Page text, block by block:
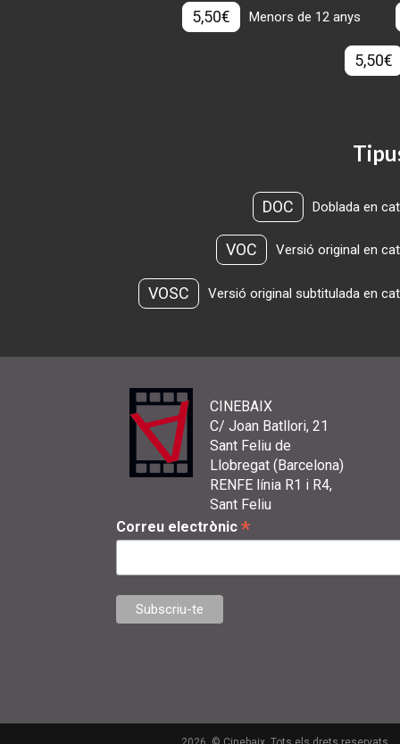
5,50€ Menors de 12 anys
5,50€
DOC Doblada en
VOC Versió original en
VOSC Versió original subtitulada en
CINEBAIX
C/ Joan Batllori, 21
Sant Feliu de
Llobregat (Barcelona)
RENFE línia R1 i R4,
Sant Feliu
Correu electrònic *